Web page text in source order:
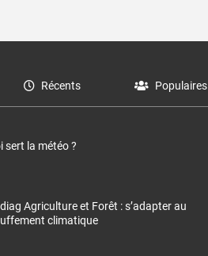
Récents Populaires
sert la météo ?
Agriculture et Forêt : s’adapter au
climatique